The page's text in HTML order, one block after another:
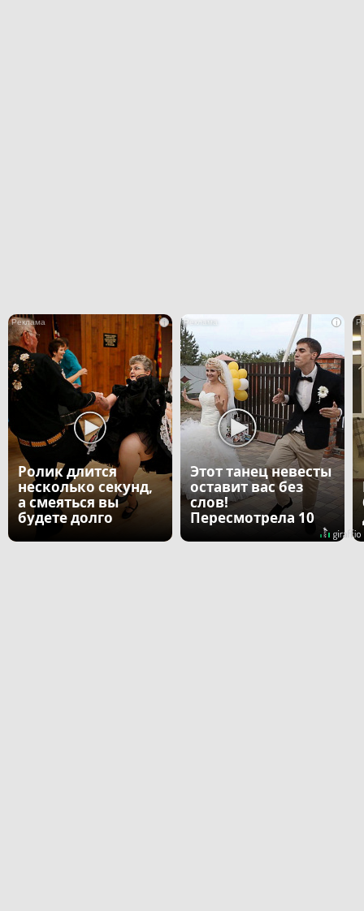
i
Ролик длится
несколько секунд,
а смеяться вы
будете долго
i
Этот танец невесты
оставит вас без
слов!
Пересмотрела 10